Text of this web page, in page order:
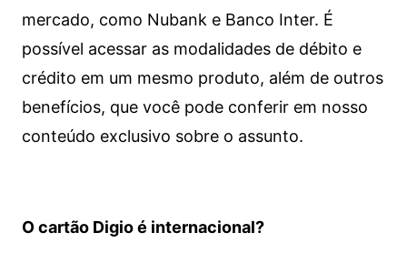
mercado, como Nubank e Banco Inter. É
possível acessar as modalidades de débito e
crédito em um mesmo produto, além de outros
benefícios, que você pode conferir em nosso
conteúdo exclusivo sobre o assunto.
O cartão Digio é internacional?